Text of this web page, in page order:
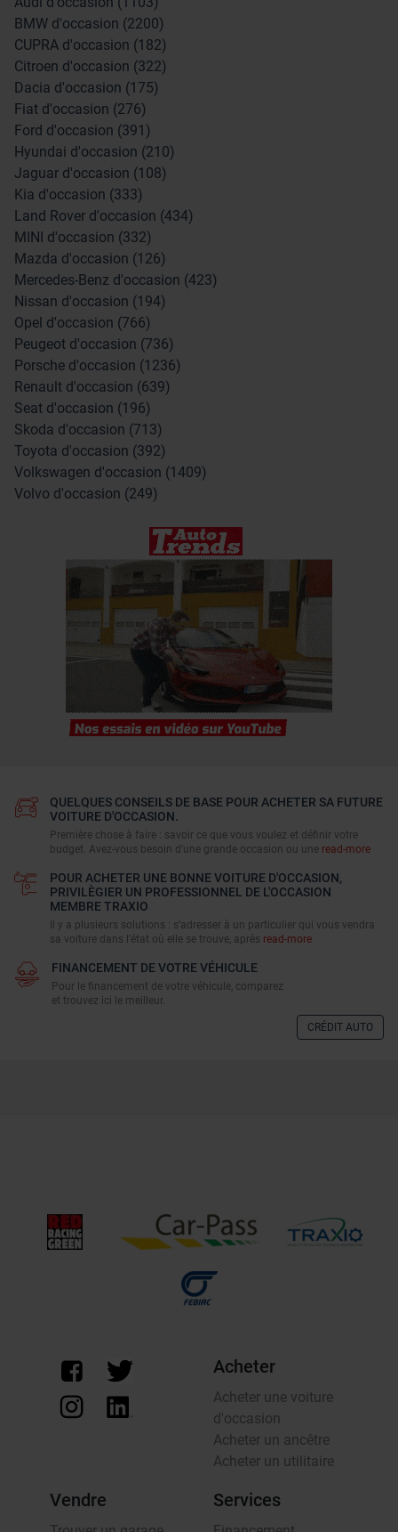
BMW d'occasion (2200)
CUPRA d'occasion (182)
Citroen d'occasion (322)
Dacia d'occasion (175)
Fiat d'occasion (276)
Ford d'occasion (391)
Hyundai d'occasion (210)
Jaguar d'occasion (108)
Kia d'occasion (333)
Land Rover d'occasion (434)
MINI d'occasion (332)
Mazda d'occasion (126)
Mercedes-Benz d'occasion (423)
Nissan d'occasion (194)
Opel d'occasion (766)
Peugeot d'occasion (736)
Porsche d'occasion (1236)
Renault d'occasion (639)
Seat d'occasion (196)
Skoda d'occasion (713)
Toyota d'occasion (392)
Volkswagen d'occasion (1409)
Volvo d'occasion (249)
QUELQUES CONSEILS DE BASE POUR ACHETER SA FUTURE
VOITURE D'OCCASION.
Première chose à faire : savoir ce que vous voulez et définir votre
budget. Avez-vous besoin d'une grande occasion ou une read-more
POUR ACHETER UNE BONNE VOITURE D'OCCASION,
PRIVILÈGIER UN PROFESSIONNEL DE L'OCCASION
MEMBRE TRAXIO
Il y a plusieurs solutions : s’adresser à un particulier qui vous vendra
sa voiture dans l’état où elle se trouve, après read-more
FINANCEMENT DE VOTRE VÉHICULE
Pour le financement de votre véhicule, comparez
et trouvez ici le meilleur.
CRÉDIT AUTO
Acheter
Acheter une voiture
d'occasion
Acheter un ancêtre
Acheter un utilitaire
Vendre Services